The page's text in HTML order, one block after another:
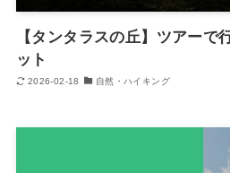
【タンタラスの丘】ツアーで
ット
2026-02-18 自然・ハイキング